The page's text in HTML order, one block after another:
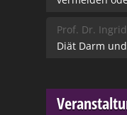
Prof. Dr.
Diät Darm